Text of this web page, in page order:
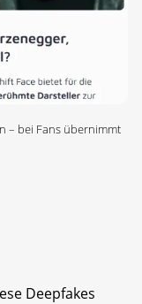
– bei Fans übernimmt
Deepfakes